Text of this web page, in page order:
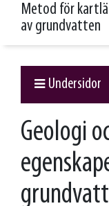
Metod för
av grundvatten
Undersidor
Geologi